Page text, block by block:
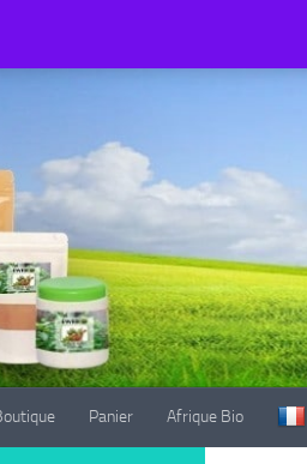
Panier Afrique Bio